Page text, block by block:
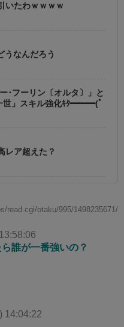
いたわｗｗｗｗ
うなんだろう
･フーリン〔オルタ〕」と
世」スキル強化ｷﾀ━━━(ﾟ
レア超えた？
read.cgi/otaku/995/1498235671/
誰が一番強いの？
14:04:22